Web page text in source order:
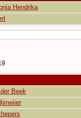
Hendrika
Beek